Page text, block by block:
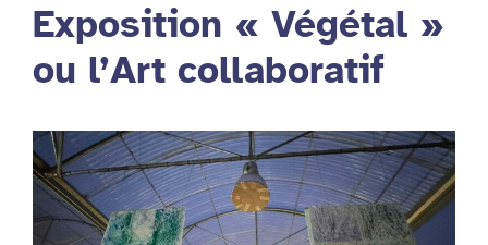
Exposition « Végétal »
ou l’Art collaboratif